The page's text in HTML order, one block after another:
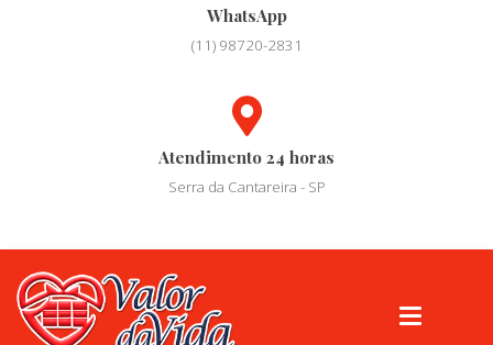
WhatsApp
(11) 98720-2831
Atendimento 24 horas
Serra da Cantareira - SP